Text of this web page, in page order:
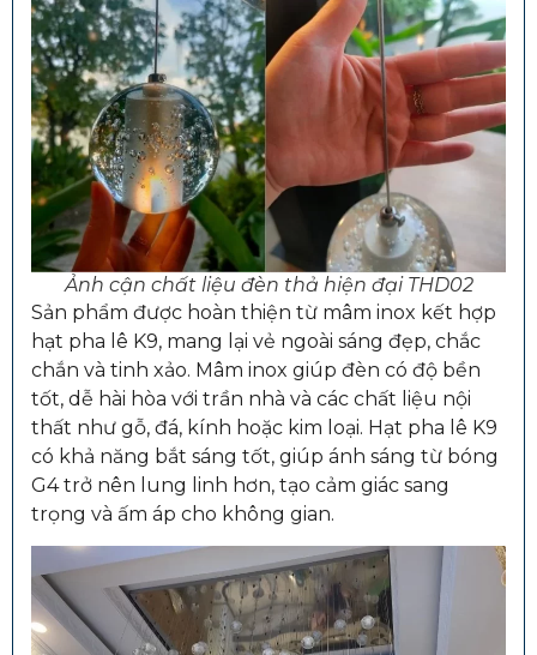
Ảnh cận chất liệu đèn thả hiện đại THD02
Sản phẩm được hoàn thiện từ mâm inox kết hợp
hạt pha lê K9, mang lại vẻ ngoài sáng đẹp, chắc
chắn và tinh xảo. Mâm inox giúp đèn có độ bền
tốt, dễ hài hòa với trần nhà và các chất liệu nội
thất như gỗ, đá, kính hoặc kim loại. Hạt pha lê K9
có khả năng bắt sáng tốt, giúp ánh sáng từ bóng
G4 trở nên lung linh hơn, tạo cảm giác sang
trọng và ấm áp cho không gian.